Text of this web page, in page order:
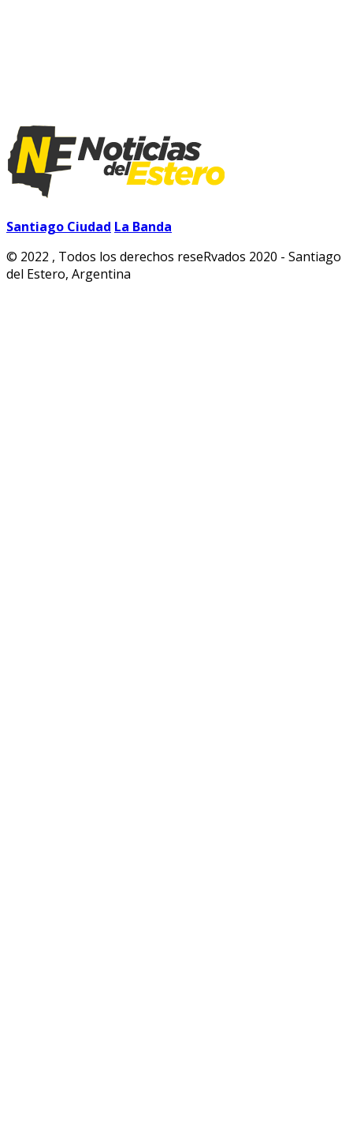
Santiago Ciudad La Banda
© 2022 , Todos los derechos reseRvados 2020 - Santiago
del Estero, Argentina